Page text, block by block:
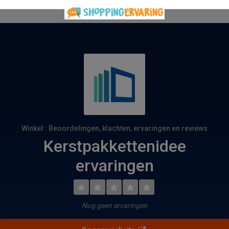
Winkel : Beoordelingen, klachten, ervaringen en reviews
Kerstpakkettenidee
ervaringen
Nog geen ervaringen